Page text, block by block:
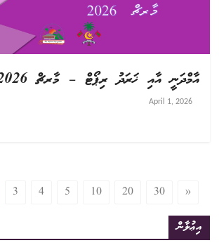
އާމްދަނީ އާއި ޚަރަދު ރިޕޯޓް – މާރޗް 2026
April 1, 2026
3 4 5 10 20 30 »
އިޢުލާން